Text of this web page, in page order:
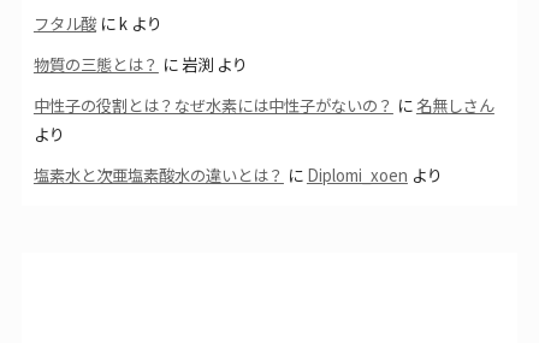
フタル酸にkより
物質の三態とは？ に岩渕より
中性子の役割とは？なぜ水素には中性子がないの？ に名無しさん
より
塩素水と次亜塩素酸水の違いとは？ に Diplomi_xoen より